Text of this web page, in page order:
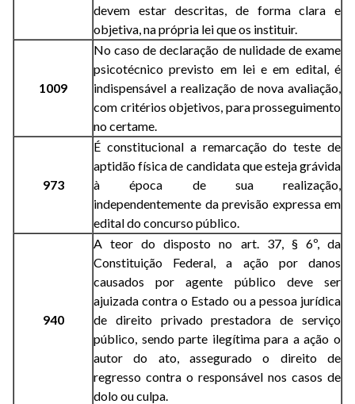
devem estar descritas, de forma clara e
objetiva, na própria lei que os instituir.
1009
No caso de declaração de nulidade de exame
psicotécnico previsto em lei e em edital, é
indispensável a realização de nova avaliação,
com critérios objetivos, para prosseguimento
no certame.
973
É constitucional a remarcação do teste de
aptidão física de candidata que esteja grávida
à época de sua realização,
independentemente da previsão expressa em
edital do concurso público.
940
A teor do disposto no art. 37, § 6º, da
Constituição Federal, a ação por danos
causados por agente público deve ser
ajuizada contra o Estado ou a pessoa jurídica
de direito privado prestadora de serviço
público, sendo parte ilegítima para a ação o
autor do ato, assegurado o direito de
regresso contra o responsável nos casos de
dolo ou culpa.